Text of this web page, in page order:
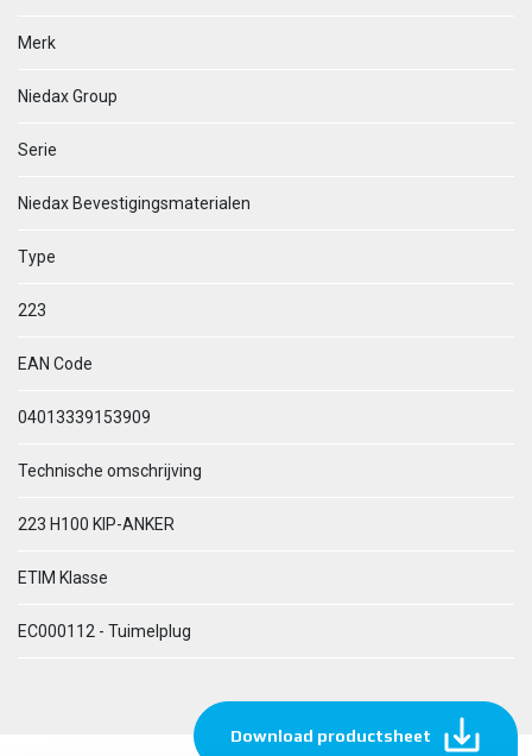
Merk
Niedax Group
Serie
Niedax Bevestigingsmaterialen
Type
223
EAN Code
04013339153909
Technische omschrijving
223 H100 KIP-ANKER
ETIM Klasse
EC000112 - Tuimelplug
Download productsheet